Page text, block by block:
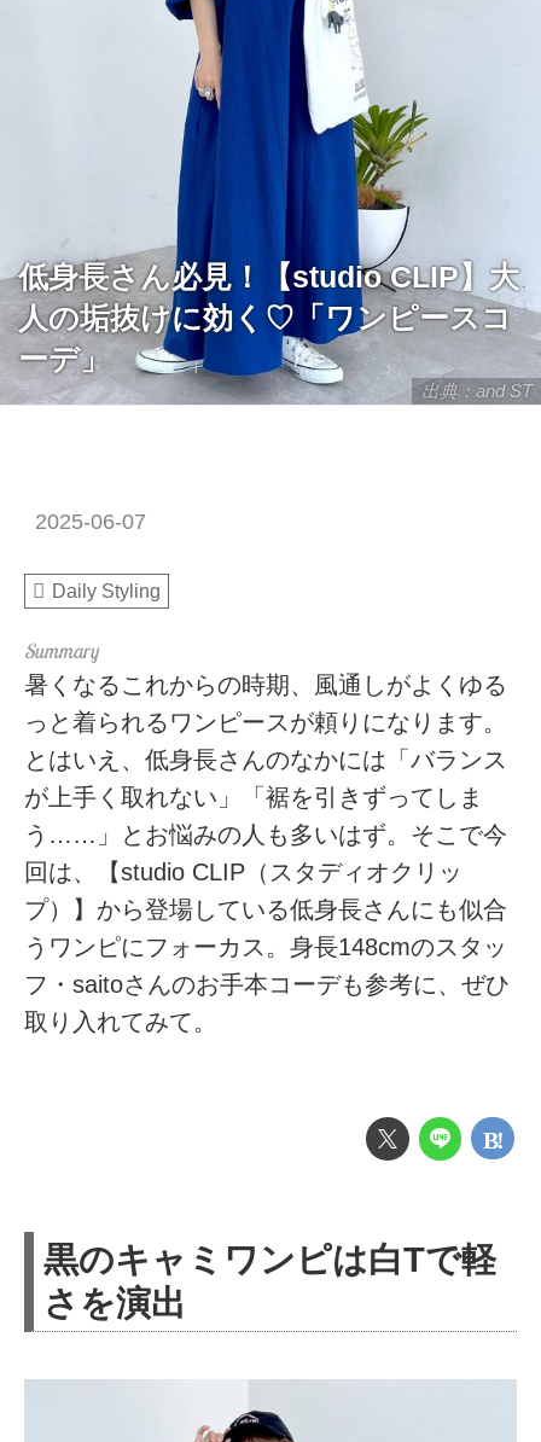
出典：and ST
低身長さん必見！【studio CLIP】大
人の垢抜けに効く♡「ワンピースコ
ーデ」
2025-06-07
Daily Styling
暑くなるこれからの時期、風通しがよくゆる
っと着られるワンピースが頼りになります。
とはいえ、低身長さんのなかには「バランス
が上手く取れない」「裾を引きずってしま
う……」とお悩みの人も多いはず。そこで今
回は、【studio CLIP（スタディオクリッ
プ）】から登場している低身長さんにも似合
うワンピにフォーカス。身長148cmのスタッ
フ・saitoさんのお手本コーデも参考に、ぜひ
取り入れてみて。
黒のキャミワンピは白Tで軽
さを演出